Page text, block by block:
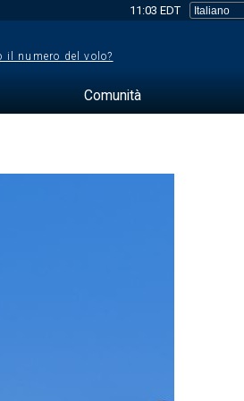
11:03 EDT
il numero del volo?
Comunità